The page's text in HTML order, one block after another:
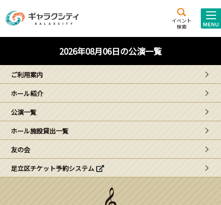
イベント
検索
施設案内
西新井
文化ホール
ギャラクシティとは
こどもみーてぃんぐ
Gがくえん
ブランドからのお知らせ
2026年08月06日の公演一覧
ご利用案内
ホール紹介
公演一覧
ホール施設貸出一覧
友の会
足立区チケット予約システム